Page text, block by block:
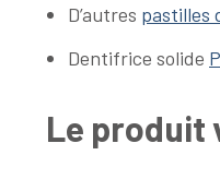
D’autres pastilles
Dentifrice solide
Le produit